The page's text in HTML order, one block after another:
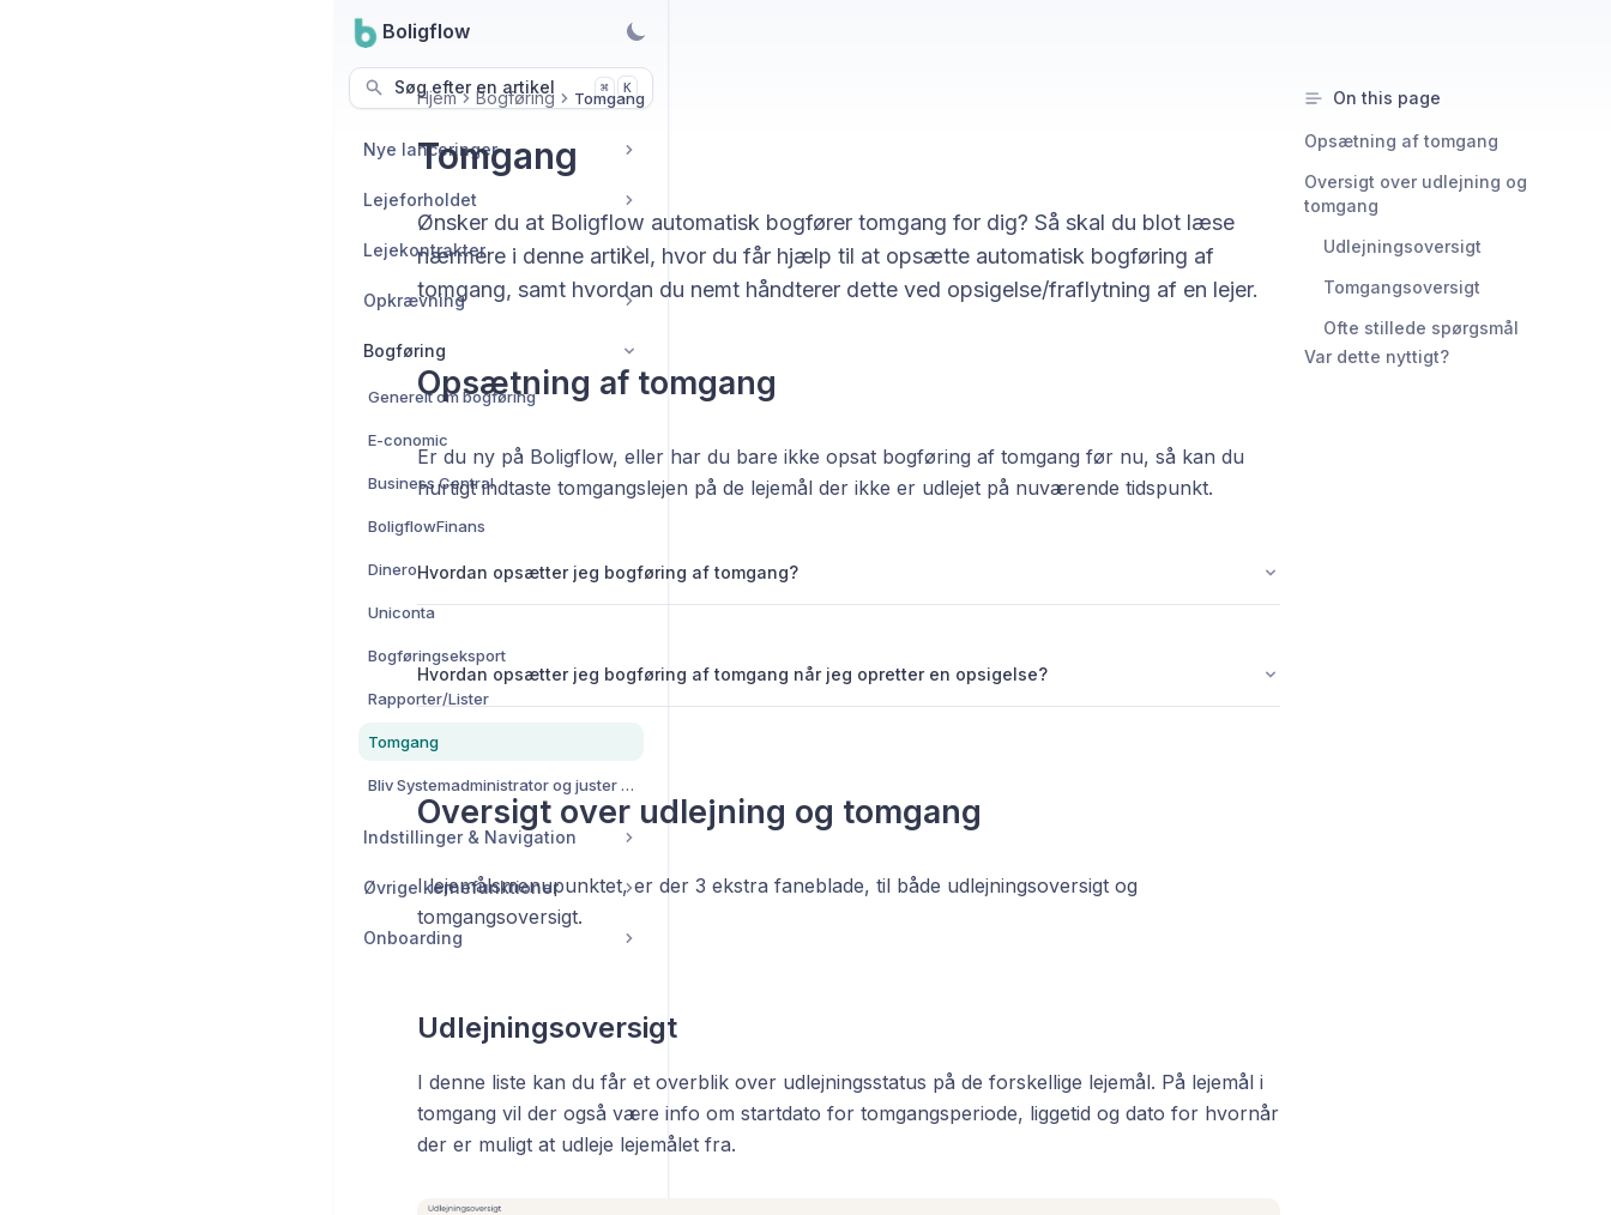
Boligflow
Søg efter en artikel ⌘ K
Nye lanceringer
Lejeforholdet
Lejekontrakter
Opkrævning
Bogføring
Generelt om bogføring
E-conomic
Business Central
BoligflowFinans
Dinero
Uniconta
Bogføringseksport
Rapporter/Lister
Tomgang
Bliv Systemadministrator og juster selv lejers konti/balancer
Indstillinger & Navigation
Øvrige kernefunktioner
Onboarding
Hjem Bogføring Tomgang
Tomgang
Ønsker du at Boligflow automatisk bogfører tomgang for dig? Så skal du blot læse
nærmere i denne artikel, hvor du får hjælp til at opsætte automatisk bogføring af
tomgang, samt hvordan du nemt håndterer dette ved opsigelse/fraflytning af en lejer.
Opsætning af tomgang
Er du ny på Boligflow, eller har du bare ikke opsat bogføring af tomgang før nu, så kan du
hurtigt indtaste tomgangslejen på de lejemål der ikke er udlejet på nuværende tidspunkt.
Hvordan opsætter jeg bogføring af tomgang?
Hvordan opsætter jeg bogføring af tomgang når jeg opretter en opsigelse?
Oversigt over udlejning og tomgang
I lejemålsmenupunktet, er der 3 ekstra faneblade, til både udlejningsoversigt og
tomgangsoversigt.
Udlejningsoversigt
I denne liste kan du får et overblik over udlejningsstatus på de forskellige lejemål. På lejemål i
tomgang vil der også være info om startdato for tomgangsperiode, liggetid og dato for hvornår
der er muligt at udleje lejemålet fra.
On this page
Opsætning af tomgang
Oversigt over udlejning og
tomgang
Udlejningsoversigt
Tomgangsoversigt
Ofte stillede spørgsmål
Var dette nyttigt?